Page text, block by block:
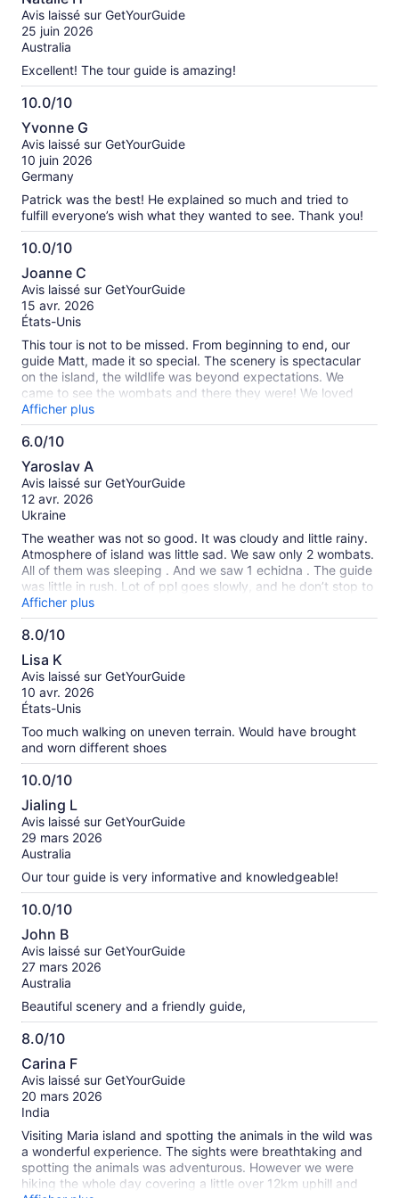
de
renseignements
sur
avis
vérifiés
sur
10
Avis laissé sur GetYourGuide
25 juin 2026
Australia
Excellent! The tour guide is amazing!
10.0/10
10.0
sur
10
Yvonne G
Avis laissé sur GetYourGuide
10 juin 2026
Germany
Patrick was the best! He explained so much and tried to
fulfill everyone’s wish what they wanted to see. Thank you!
10.0/10
10.0
sur
10
Joanne C
Avis laissé sur GetYourGuide
15 avr. 2026
États-Unis
This tour is not to be missed. From beginning to end, our
guide Matt, made it so special. The scenery is spectacular
on the island, the wildlife was beyond expectations. We
came to see the wombats and there they were! We loved
hearing Matt's personal stories of living in Tasmania; that
made it so personal. When I had a slight mishap, injured my
foot, he was beyond helpful and kind, always making sure I
emergency room when we got back to Hobart. We've been
on many tours while visiting Australia, and the Taurs
Tasmania company, and Matt in particular, were the very
best.
Afficher plus
6.0/10
6.0
sur
10
Yaroslav A
Avis laissé sur GetYourGuide
12 avr. 2026
Ukraine
The weather was not so good. It was cloudy and little rainy.
Atmosphere of island was little sad. We saw only 2 wombats.
All of them was sleeping . And we saw 1 echidna . The guide
was little in rush. Lot of ppl goes slowly, and he don’t stop to
wait the ppl. Guid was little quit.
Afficher plus
8.0/10
8.0
sur
10
Lisa K
Avis laissé sur GetYourGuide
10 avr. 2026
États-Unis
Too much walking on uneven terrain. Would have brought
and worn different shoes
10.0/10
10.0
sur
10
Jialing L
Avis laissé sur GetYourGuide
29 mars 2026
Australia
Our tour guide is very informative and knowledgeable!
10.0/10
10.0
sur
10
John B
Avis laissé sur GetYourGuide
27 mars 2026
Australia
Beautiful scenery and a friendly guide,
8.0/10
8.0
sur
10
Carina F
Avis laissé sur GetYourGuide
20 mars 2026
India
Visiting Maria island and spotting the animals in the wild was
a wonderful experience. The sights were breathtaking and
spotting the animals was adventurous. However we were
hiking the whole day covering a little over 12km uphill and